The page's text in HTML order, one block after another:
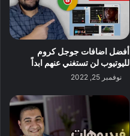
أفضل اضافات جوجل كروم
لليوتيوب لن تستغني عنهم ابداً
نوفمبر 25, 2022